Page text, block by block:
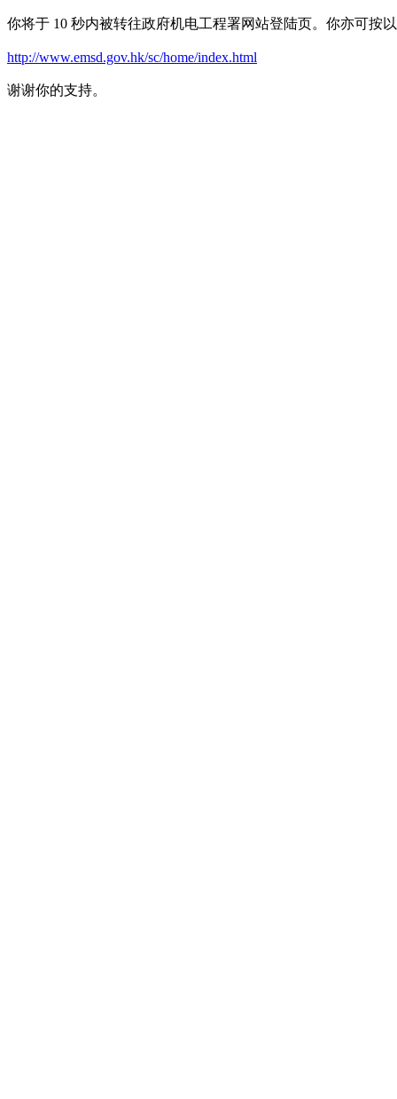
你将于 10 秒内被转往政府机电工程署网站登陆页。你亦可按
http://www.emsd.gov.hk/sc/home/index.html
谢谢你的支持。